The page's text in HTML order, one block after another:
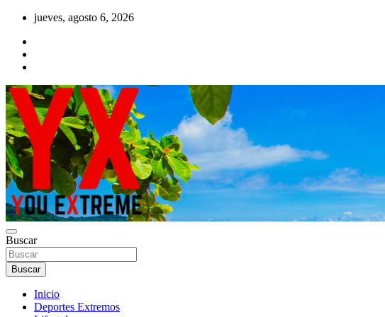
Saltar
contenido
jueves, agosto 6, 2026
YOU EXTREME
YX Deportes Extremos Lifestyle
Buscar
Buscar
Inicio
Deportes Extremos